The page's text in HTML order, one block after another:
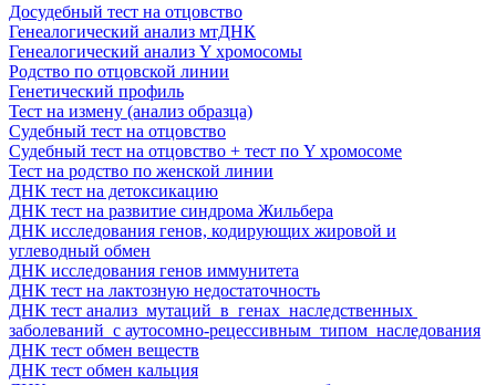
Досудебный тест на отцовство
Генеалогический анализ мтДНК
Генеалогический анализ Y хромосомы
Родство по отцовской линии
Генетический профиль
Тест на измену (анализ образца)
Судебный тест на отцовство
Судебный тест на отцовство + тест по Y хромосоме
Тест на родство по женской линии
ДНК тест на детоксикацию
ДНК тест на развитие синдрома Жильбера
ДНК ​исследования​ ​генов,​ кодирующих​ жировой и​
углеводный​ обмен
ДНК ​исследования​ ​генов иммунитета
ДНК ​тест на лактозную недостаточность
ДНК ​тест анализ​ ​ мутаций​ ​ в​ ​ генах​ ​ наследственных​ ​
заболеваний​ ​ с аутосомно-рецессивным​ ​ типом​ ​ наследования
ДНК ​тест обмен веществ
ДНК ​тест обмен кальция